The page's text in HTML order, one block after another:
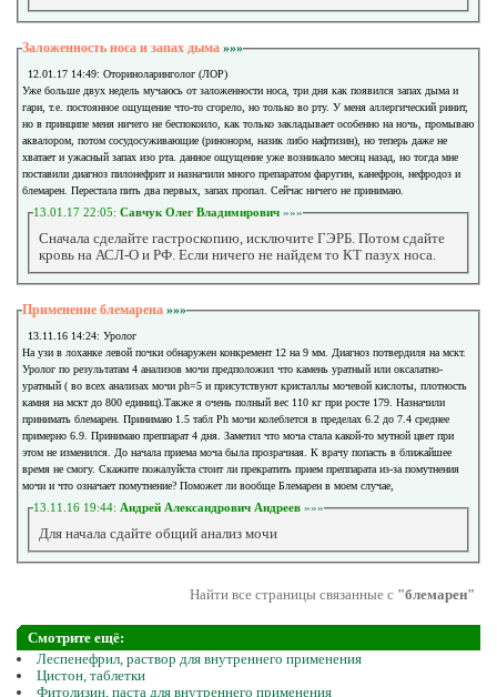
Заложенность носа и запах дыма »»»
12.01.17 14:49: Оториноларинголог (ЛОР)
Уже больше двух недель мучаюсь от заложенности носа, три дня как появился запах дыма и
гари, т.е. постоянное ощущение что-то сгорело, но только во рту. У меня аллергический ринит,
но в принципе меня ничего не беспокоило, как только закладывает особенно на ночь, промываю
аквалором, потом сосудосуживающие (ринонорм, назик либо нафтизин), но теперь даже не
хватает и ужасный запах изо рта. данное ощущение уже возникало месяц назад, но тогда мне
поставили диагноз пилонефрит и назначили много препаратом фаругин, канефрон, нефродоз и
блемарен. Перестала пить два первых, запах пропал. Сейчас ничего не принимаю.
13.01.17 22:05: Савчук Олег Владимирович »»»
Сначала сделайте гастроскопию, исключите ГЭРБ. Потом сдайте
кровь на АСЛ-О и РФ. Если ничего не найдем то КТ пазух носа.
Применение блемарена »»»
13.11.16 14:24: Уролог
На узи в лоханке левой почки обнаружен конкремент 12 на 9 мм. Диагноз потвердиля на мскт.
Уролог по результатам 4 анализов мочи предположил что камень уратный или оксалатно-
уратный ( во всех анализах мочи ph=5 и присутствуют кристаллы мочевой кислоты, плотность
камня на мскт до 800 единиц).Также я очень полный вес 110 кг при росте 179. Назначили
принимать блемарен. Принимаю 1.5 табл Ph мочи колеблется в пределах 6.2 до 7.4 среднее
примерно 6.9. Принимаю преппарат 4 дня. Заметил что моча стала какой-то мутной цвет при
этом не изменился. До начала приема моча была прозрачная. К врачу попасть в ближайшее
время не смогу. Скажите пожалуйста стоит ли прекратить прием преппарата из-за помутнения
мочи и что означает помутнение? Поможет ли вообще Блемарен в моем случае,
13.11.16 19:44: Андрей Александрович Андреев »»»
Для начала сдайте общий анализ мочи
Найти все страницы связанные с "блемарен"
Смотрите ещё:
Леспенефрил, раствор для внутреннего применения
Цистон, таблетки
Фитолизин, паста для внутреннего применения